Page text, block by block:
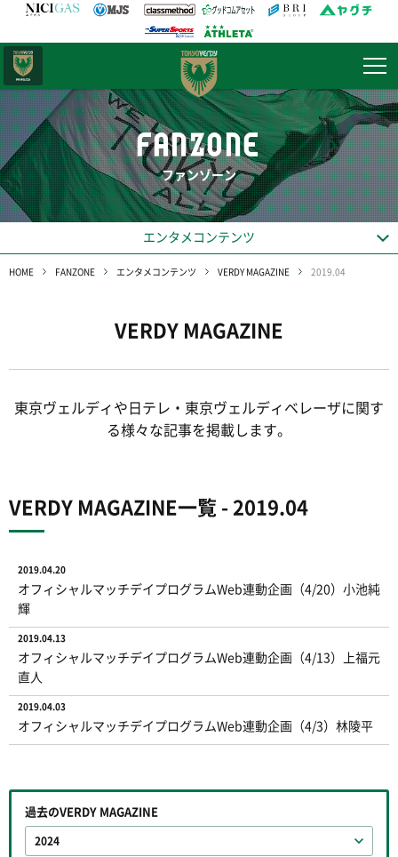
FANZONE
ファンゾーン
エンタメコンテンツ
HOME FANZONE エンタメコンテンツ VERDY MAGAZINE 2019.04
VERDY MAGAZINE
東京ヴェルディや日テレ・東京ヴェルディベレーザに関す
る様々な記事を掲載します。
VERDY MAGAZINE一覧 - 2019.04
2019.04.20
オフィシャルマッチデイプログラムWeb連動企画（4/20）小池純
輝
2019.04.13
オフィシャルマッチデイプログラムWeb連動企画（4/13）上福元
直人
2019.04.03
オフィシャルマッチデイプログラムWeb連動企画（4/3）林陵平
過去のVERDY MAGAZINE
2024